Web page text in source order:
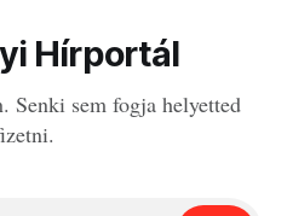
Hírportál
Senki sem fogja helyetted